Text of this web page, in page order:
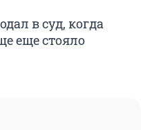
в суд, когда
еще стояло